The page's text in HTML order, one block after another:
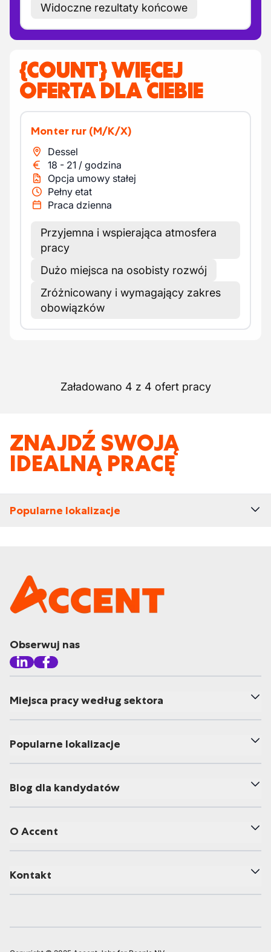
Widoczne rezultaty końcowe
{COUNT} WIĘCEJ
OFERTA DLA CIEBIE
Monter rur (M/K/X)
Dessel
18 - 21 / godzina
Opcja umowy stałej
Pełny etat
Praca dzienna
Przyjemna i wspierająca atmosfera
pracy
Dużo miejsca na osobisty rozwój
Zróżnicowany i wymagający zakres
obowiązków
Załadowano 4 z 4 ofert pracy
ZNAJDŹ SWOJĄ
IDEALNĄ PRACĘ
Popularne lokalizacje
Obserwuj nas
Miejsca pracy według sektora
Popularne lokalizacje
Blog dla kandydatów
O Accent
Kontakt